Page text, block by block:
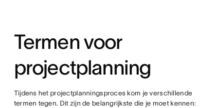
Termen voor
projectplanning
Tijdens het projectplanningsproces kom je verschillende
termen tegen. Dit zijn de belangrijkste die je moet kennen: